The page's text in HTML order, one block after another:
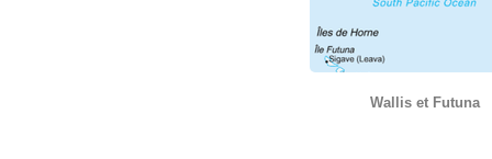
Wallis et Futuna